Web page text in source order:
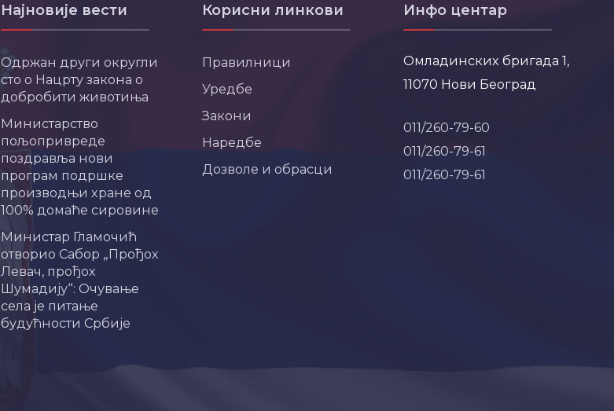
Најновије вести
Одржан други округли
сто о Нацрту закона о
добробити животиња
Министарство
пољопривреде
поздравља нови
програм подршке
производњи хране од
100% домаће сировине
Министар Гламочић
отворио Сабор „Прођох
Левач, прођох
Шумадију“: Очување
села је питање
будућности Србије
Корисни линкови
Правилници
Уредбе
Закони
Наредбе
Дозволе и обрасци
Инфо центар
Омладинских бригада 1,
11070 Нови Београд
011/260-79-60
011/260-79-61
011/260-79-61